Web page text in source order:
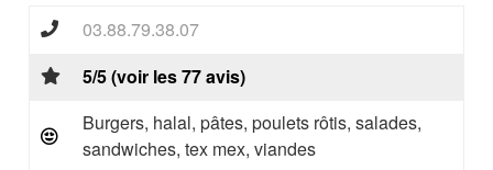
03.88.79.38.07
5/5 (voir les 77 avis)
Burgers, halal, pâtes, poulets rôtis, salades,
sandwiches, tex mex, viandes